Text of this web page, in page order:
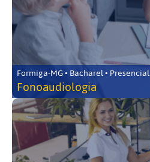
Formiga-MG • Bacharel • Presencial
Fonoaudiologia